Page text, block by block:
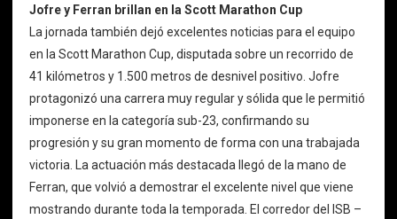
Jofre y Ferran brillan en la Scott Marathon Cup
La jornada también dejó excelentes noticias para el equipo
en la Scott Marathon Cup, disputada sobre un recorrido de
41 kilómetros y 1.500 metros de desnivel positivo. Jofre
protagonizó una carrera muy regular y sólida que le permitió
imponerse en la categoría sub-23, confirmando su
progresión y su gran momento de forma con una trabajada
victoria. La actuación más destacada llegó de la mano de
Ferran, que volvió a demostrar el excelente nivel que viene
mostrando durante toda la temporada. El corredor del ISB –